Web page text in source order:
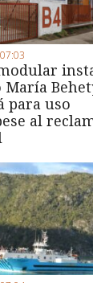
María
para uso
al